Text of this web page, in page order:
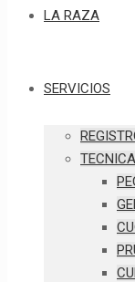
LA RAZA
SERVICIOS
TECNICA